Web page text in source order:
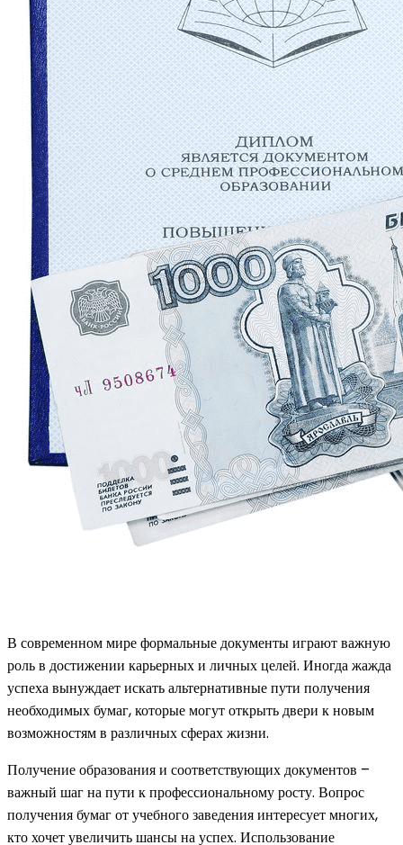
В современном мире формальные документы играют важную
роль в достижении карьерных и личных целей. Иногда жажда
успеха вынуждает искать альтернативные пути получения
необходимых бумаг, которые могут открыть двери к новым
возможностям в различных сферах жизни.
Получение образования и соответствующих документов –
важный шаг на пути к профессиональному росту. Вопрос
получения бумаг от учебного заведения интересует многих,
кто хочет увеличить шансы на успех. Использование